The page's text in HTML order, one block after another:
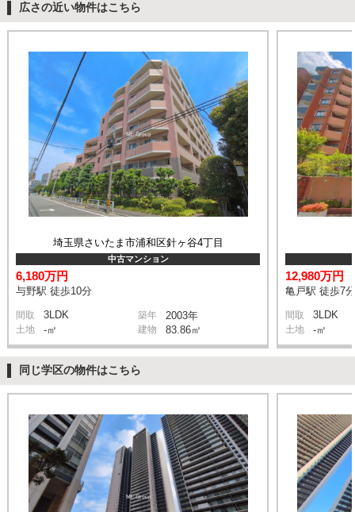
広さの近い物件はこちら
埼玉県さいたま市浦和区針ヶ谷4丁目
中古マンション
6,180万円
与野駅 徒歩10分
間取 3LDK 築年 2003年
土地 -㎡ 建物 83.86㎡
12,980万円
亀戸駅 徒歩7分
間取 3LDK
土地 -㎡
同じ学区の物件はこちら